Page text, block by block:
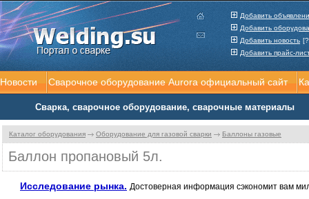
Каталог оборудования Оборудование для газовой сварки Баллоны газовые
Баллон пропановый 5л.
Исследование рынка. Достоверная информация сэкономит вам
Новости Сварочное оборудование Aurora официальный сайт
Сварка, сварочное оборудование, сварочные материалы
Добавить
Добавить
Добавить новость
Добавить прайс-